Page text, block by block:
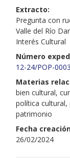
Extracto:
Pregunta con
Valle del Río
Interés Cultural
Número
12-24/POP-
Materias
bien cultural,
política
patrimonio
Fecha
26/02/2024